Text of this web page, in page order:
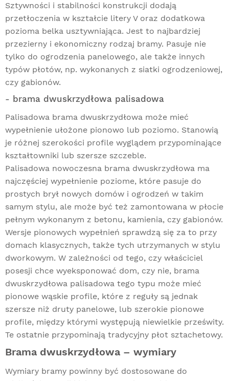
Sztywności i stabilności konstrukcji dodają
przetłoczenia w kształcie litery V oraz dodatkowa
pozioma belka usztywniająca. Jest to najbardziej
przezierny i ekonomiczny rodzaj bramy. Pasuje nie
tylko do ogrodzenia panelowego, ale także innych
typów płotów, np. wykonanych z siatki ogrodzeniowej,
czy gabionów.
- brama dwuskrzydłowa palisadowa
Palisadowa brama dwuskrzydłowa może mieć
wypełnienie ułożone pionowo lub poziomo. Stanowią
je różnej szerokości profile wyglądem przypominające
kształtowniki lub szersze szczeble.
Palisadowa nowoczesna brama dwuskrzydłowa ma
najczęściej wypełnienie poziome, które pasuje do
prostych brył nowych domów i ogrodzeń w takim
samym stylu, ale może być też zamontowana w płocie
pełnym wykonanym z betonu, kamienia, czy gabionów.
Wersje pionowych wypełnień sprawdzą się za to przy
domach klasycznych, także tych utrzymanych w stylu
dworkowym. W zależności od tego, czy właściciel
posesji chce wyeksponować dom, czy nie, brama
dwuskrzydłowa palisadowa tego typu może mieć
pionowe wąskie profile, które z reguły są jednak
szersze niż druty panelowe, lub szerokie pionowe
profile, między którymi występują niewielkie prześwity.
Te ostatnie przypominają tradycyjny płot sztachetowy.
Brama dwuskrzydłowa – wymiary
Wymiary bramy powinny być dostosowane do